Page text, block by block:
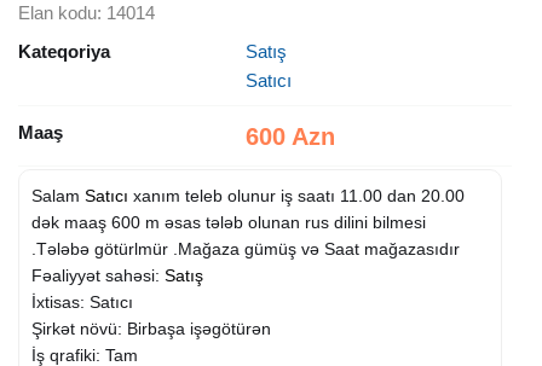
Elan kodu: 14014
Kateqoriya
Satış
Satıcı
Maaş 600 Azn
Salam Satıcı xanım teleb olunur iş saatı 11.00 dan 20.00
dək maaş 600 m əsas tələb olunan rus dilini bilmesi
.Tələbə götürlmür .Mağaza gümüş və Saat mağazasıdır
Fəaliyyət sahəsi: Satış
İxtisas: Satıcı
Şirkət növü: Birbaşa işəgötürən
İş qrafiki: Tam